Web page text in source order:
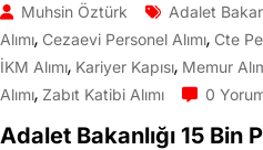
Muhsin Öztürk
Adalet
Alımı, Cezaevi Personel Alımı, Cte
İKM Alımı, Kariyer Kapısı, Memur
Alımı, Zabıt Katibi Alımı 0
Adalet Bakanlığı 15 Bin